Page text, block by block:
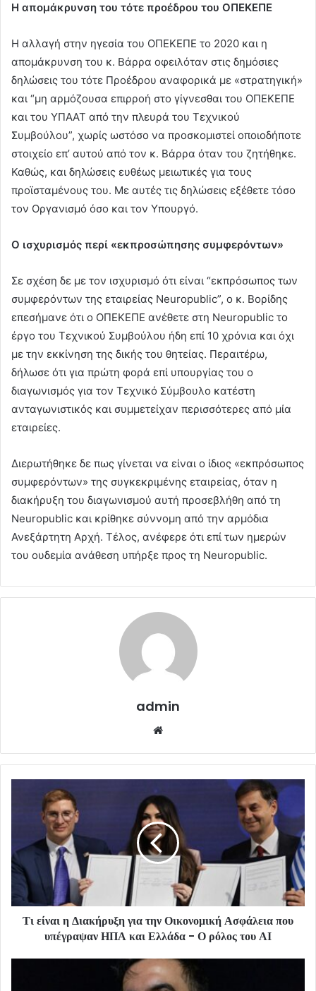
Η απομάκρυνση του τότε προέδρου του ΟΠΕΚΕΠΕ
Η αλλαγή στην ηγεσία του ΟΠΕΚΕΠΕ το 2020 και η
απομάκρυνση του κ. Βάρρα οφειλόταν στις δημόσιες
δηλώσεις του τότε Προέδρου αναφορικά με «στρατηγική»
και “μη αρμόζουσα επιρροή στο γίγνεσθαι του ΟΠΕΚΕΠΕ
και του ΥΠΑΑΤ από την πλευρά του Τεχνικού
Συμβούλου”, χωρίς ωστόσο να προσκομιστεί οποιοδήποτε
στοιχείο επ’ αυτού από τον κ. Βάρρα όταν του ζητήθηκε.
Καθώς, και δηλώσεις ευθέως μειωτικές για τους
προϊσταμένους του. Με αυτές τις δηλώσεις εξέθετε τόσο
τον Οργανισμό όσο και τον Υπουργό.
Ο ισχυρισμός περί «εκπροσώπησης συμφερόντων»
Σε σχέση δε με τον ισχυρισμό ότι είναι “εκπρόσωπος των
συμφερόντων της εταιρείας Neuropublic”, ο κ. Βορίδης
επεσήμανε ότι ο ΟΠΕΚΕΠΕ ανέθετε στη Neuropublic το
έργο του Τεχνικού Συμβούλου ήδη επί 10 χρόνια και όχι
με την εκκίνηση της δικής του θητείας. Περαιτέρω,
δήλωσε ότι για πρώτη φορά επί υπουργίας του ο
διαγωνισμός για τον Τεχνικό Σύμβουλο κατέστη
ανταγωνιστικός και συμμετείχαν περισσότερες από μία
εταιρείες.
Διερωτήθηκε δε πως γίνεται να είναι ο ίδιος «εκπρόσωπος
συμφερόντων» της συγκεκριμένης εταιρείας, όταν η
διακήρυξη του διαγωνισμού αυτή προσεβλήθη από τη
Neuropublic και κρίθηκε σύννομη από την αρμόδια
Ανεξάρτητη Αρχή. Τέλος, ανέφερε ότι επί των ημερών
του ουδεμία ανάθεση υπήρξε προς τη Neuropublic.
admin
Τι είναι η Διακήρυξη για την Οικονομική Ασφάλεια που
υπέγραψαν ΗΠΑ και Ελλάδα - Ο ρόλος του ΑΙ